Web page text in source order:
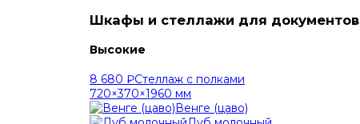
Шкафы и стеллажи для документов
Высокие
8 680 ₽Стеллаж с полками
720×370×1960 мм
Венге (цаво)